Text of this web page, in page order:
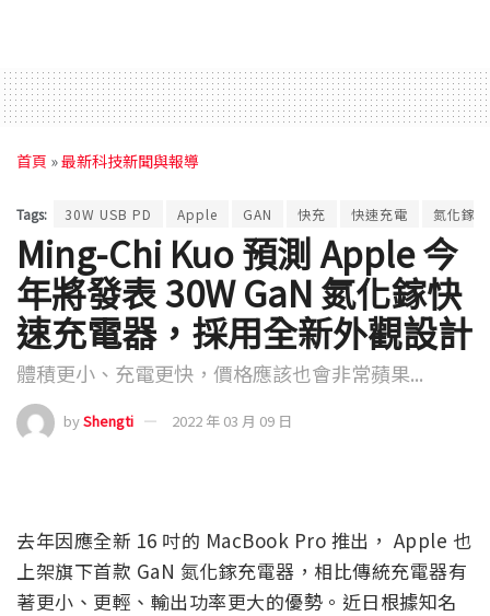
首頁 »最新科技新聞與報導
Tags: 30W USB PD Apple GAN 快充 快速充電 氮化鎵
Ming-Chi Kuo 預測 Apple 今
年將發表 30W GaN 氮化鎵快
速充電器，採用全新外觀設計
體積更小、充電更快，價格應該也會非常蘋果...
byShengti 2022 年 03 月 09 日
去年因應全新 16 吋的 MacBook Pro 推出， Apple 也
上架旗下首款 GaN 氮化鎵充電器，相比傳統充電器有
著更小、更輕、輸出功率更大的優勢。近日根據知名